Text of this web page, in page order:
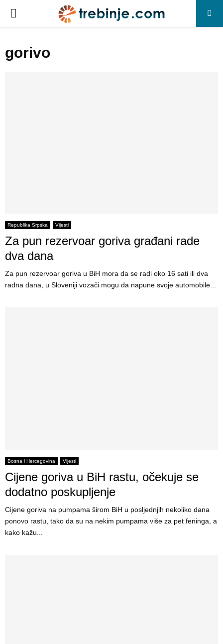
P
E
N
U
gorivo
Republika Srpska Vijesti
Za pun rezervoar goriva građani rade
dva dana
Za pun rezervoar goriva u BiH mora da se radi oko 16 sati ili dva
radna dana, u Sloveniji vozači mogu da napune svoje automobile...
Bosna i Hercegovina Vijesti
Cijene goriva u BiH rastu, očekuje se
dodatno poskupljenje
Cijene goriva na pumpama širom BiH u posljednjih nekoliko dana
ponovo rastu, tako da su na nekim pumpama više za pet feninga, a
kako kažu...